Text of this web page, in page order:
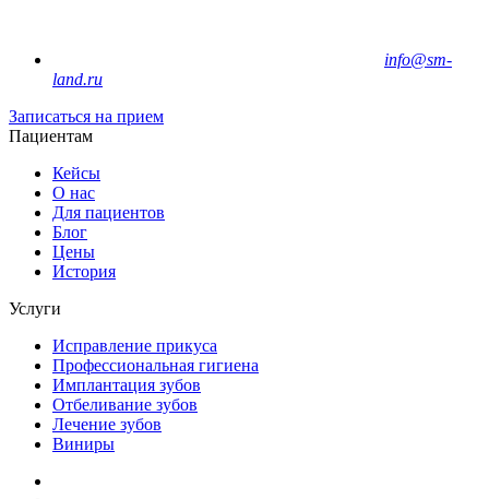
info@sm-
land.ru
Записаться на прием
Пациентам
Кейсы
О нас
Для пациентов
Блог
Цены
История
Услуги
Исправление прикуса
Профессиональная гигиена
Имплантация зубов
Отбеливание зубов
Лечение зубов
Виниры